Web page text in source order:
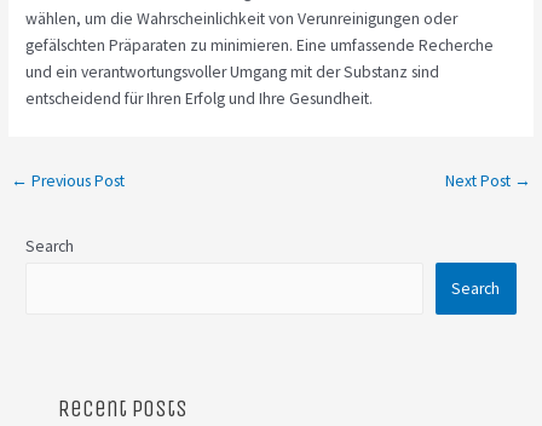
wählen, um die Wahrscheinlichkeit von Verunreinigungen oder
gefälschten Präparaten zu minimieren. Eine umfassende Recherche
und ein verantwortungsvoller Umgang mit der Substanz sind
entscheidend für Ihren Erfolg und Ihre Gesundheit.
← Previous Post Next Post →
Search
Search
Recent Posts